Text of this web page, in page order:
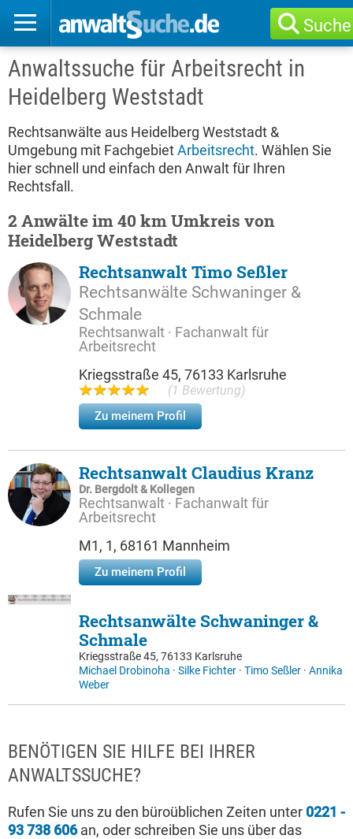
Suche
Anwaltssuche für Arbeitsrecht in
Heidelberg Weststadt
Rechtsanwälte aus Heidelberg Weststadt &
Umgebung mit FachgebietArbeitsrecht. Wählen Sie
hier schnell und einfach den Anwalt für Ihren
Rechtsfall.
2 Anwälte im 40 km Umkreis von
Heidelberg Weststadt
Rechtsanwalt Timo Seßler
Rechtsanwälte Schwaninger &
Schmale
Rechtsanwalt · Fachanwalt für
Arbeitsrecht
Kriegsstraße 45, 76133 Karlsruhe
(1 Bewertung)
Zu meinem Profil
Rechtsanwalt Claudius Kranz
Dr. Bergdolt & Kollegen
Rechtsanwalt · Fachanwalt für
Arbeitsrecht
M1, 1, 68161 Mannheim
Zu meinem Profil
Rechtsanwälte Schwaninger &
Schmale
Kriegsstraße 45, 76133 Karlsruhe
Michael Drobinoha · Silke Fichter · Timo Seßler · Annika
Weber
BENÖTIGEN SIE HILFE BEI IHRER
ANWALTSSUCHE?
Rufen Sie uns zu den büroüblichen Zeiten unter 0221 -
93 738 606an, oder schreiben Sie uns über das